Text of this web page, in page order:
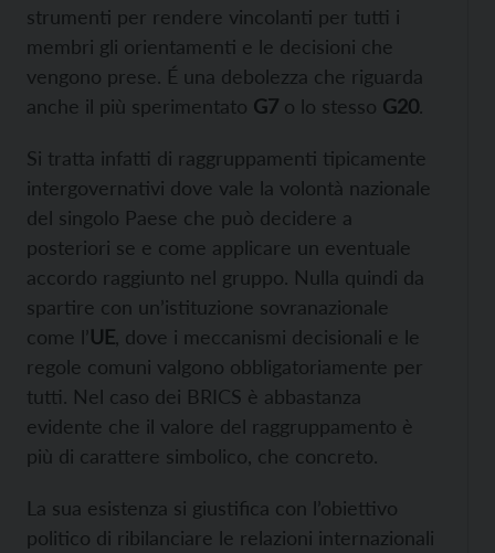
strumenti per rendere vincolanti per tutti i
membri gli orientamenti e le decisioni che
vengono prese. É una debolezza che riguarda
anche il più sperimentato G7 o lo stesso G20.
Si tratta infatti di raggruppamenti tipicamente
intergovernativi dove vale la volontà nazionale
del singolo Paese che può decidere a
posteriori se e come applicare un eventuale
accordo raggiunto nel gruppo. Nulla quindi da
spartire con un’istituzione sovranazionale
come l’UE , dove i meccanismi decisionali e le
regole comuni valgono obbligatoriamente per
tutti. Nel caso dei BRICS è abbastanza
evidente che il valore del raggruppamento è
più di carattere simbolico, che concreto.
La sua esistenza si giustifica con l’obiettivo
politico di ribilanciare le relazioni internazionali